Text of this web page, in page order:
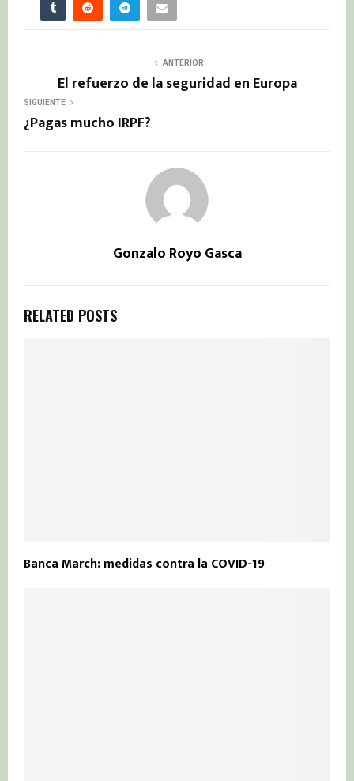
ANTERIOR
El refuerzo de la seguridad en Europa
SIGUIENTE
¿Pagas mucho IRPF?
Gonzalo Royo Gasca
RELATED POSTS
Banca March: medidas contra la COVID-19